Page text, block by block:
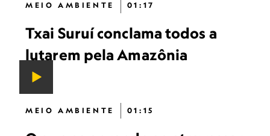
MEIO AMBIENTE 01:17
Txai Suruí conclama todos a
lutarem pela Amazônia
MEIO AMBIENTE 01:15